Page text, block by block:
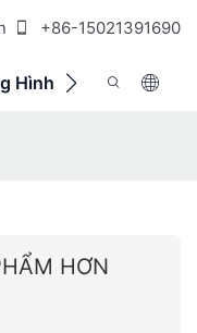
+86-15021391690
Hình Liên Hệ Với
HƠN